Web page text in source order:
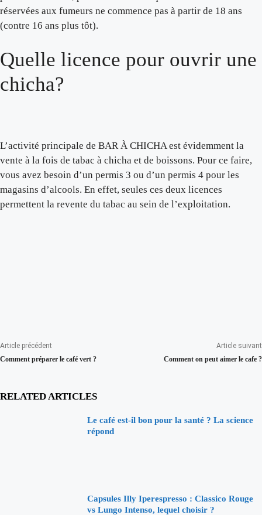
réservées aux fumeurs ne commence pas à partir de 18 ans
(contre 16 ans plus tôt).
Quelle licence pour ouvrir une
chicha?
L’activité principale de BAR À CHICHA est évidemment la
vente à la fois de tabac à chicha et de boissons. Pour ce faire,
vous avez besoin d’un permis 3 ou d’un permis 4 pour les
magasins d’alcools. En effet, seules ces deux licences
permettent la revente du tabac au sein de l’exploitation.
Article précédent
Comment préparer le café vert ?
Article suivant
Comment on peut aimer le cafe ?
RELATED ARTICLES
Le café est-il bon pour la santé ? La science
répond
Capsules Illy Iperespresso : Classico Rouge
vs Lungo Intenso, lequel choisir ?